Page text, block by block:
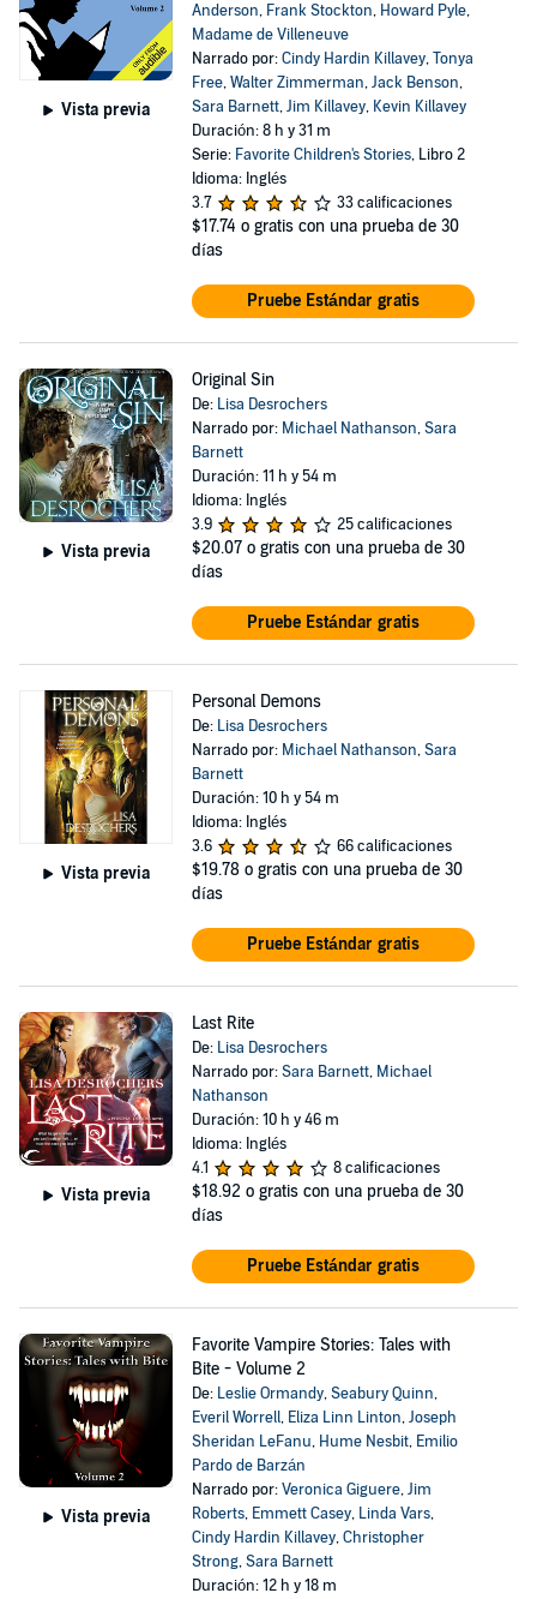
Vista previa
Anderson, Frank Stockton, Howard Pyle,
Madame de Villeneuve
Narrado por:Cindy Hardin Killavey,Tonya
Free,Walter Zimmerman,Jack Benson,
Sara Barnett,Jim Killavey, Kevin Killavey
Duración: 8 h y 31 m
Serie: Favorite Children's Stories, Libro 2
Idioma: Inglés
3.7
33 calificaciones
$17.74 o gratis con una prueba de 30
días
Pruebe Estándar gratis
Vista previa
Original Sin
De: Lisa Desrochers
Narrado por: Michael Nathanson,Sara
Barnett
Duración: 11 h y 54 m
Idioma: Inglés
3.9
25 calificaciones
$20.07 o gratis con una prueba de 30
días
Pruebe Estándar gratis
Vista previa
Personal Demons
De: Lisa Desrochers
Narrado por: Michael Nathanson,Sara
Barnett
Duración: 10 h y 54 m
Idioma: Inglés
3.6
66 calificaciones
$19.78 o gratis con una prueba de 30
días
Pruebe Estándar gratis
Vista previa
Last Rite
De: Lisa Desrochers
Narrado por:Sara Barnett, Michael
Nathanson
Duración: 10 h y 46 m
Idioma: Inglés
4.1
8 calificaciones
$18.92 o gratis con una prueba de 30
días
Pruebe Estándar gratis
Vista previa
Favorite Vampire Stories: Tales with
Bite - Volume 2
De: Leslie Ormandy,Seabury Quinn,
Everil Worrell, Eliza Linn Linton,Joseph
Sheridan LeFanu, Hume Nesbit, Emilio
Pardo de Barzán
Narrado por:Veronica Giguere,Jim
Roberts, Emmett Casey, Linda Vars,
Cindy Hardin Killavey,Christopher
Strong,Sara Barnett
Duración: 12 h y 18 m